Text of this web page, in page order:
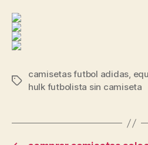
Etiquetas
camisetas futbol adidas,
hulk futbolista sin camiseta